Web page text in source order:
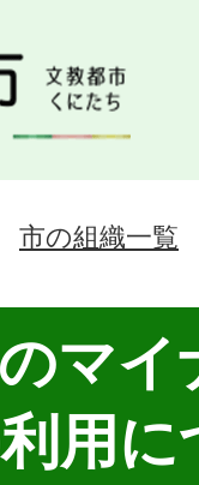
市の組織一覧
マイ
用に